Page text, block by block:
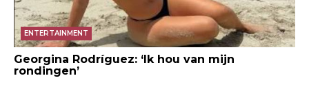
ENTERTAINMENT
Georgina Rodríguez: ‘Ik hou van mijn
rondingen’